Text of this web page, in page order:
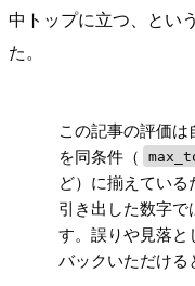
中トップに立つ、とい
た。
この記事の評価
を同条件（
ど）に揃えてい
引き出した数字で
す。誤りや見落と
バックいただける